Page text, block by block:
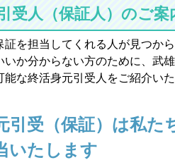
受人（保証人）のご案
を担当してくれる人が見つか
いか分からない方のために、武
能な終活身元引受人をご紹介い
引受（保証）は私た
いたします